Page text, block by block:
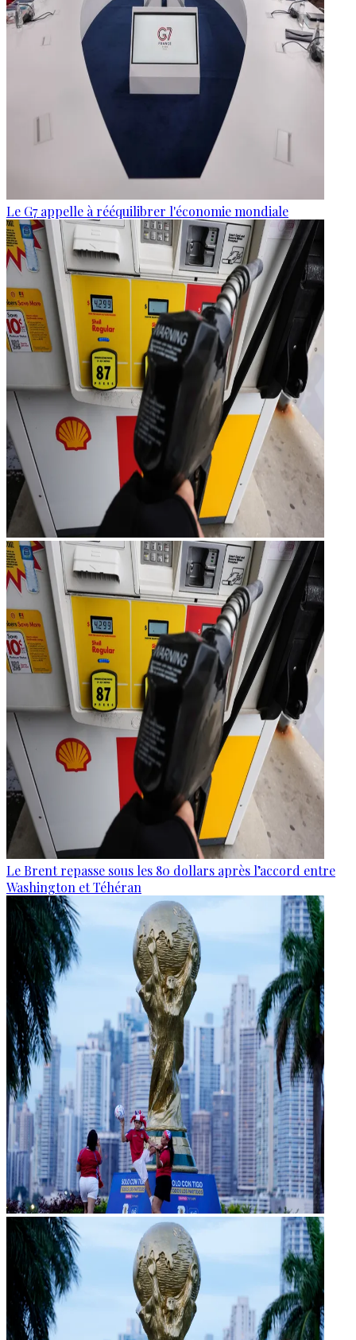
Le G7 appelle à rééquilibrer l'économie mondiale
Le Brent repasse sous les 80 dollars après l’accord entre
Washington et Téhéran